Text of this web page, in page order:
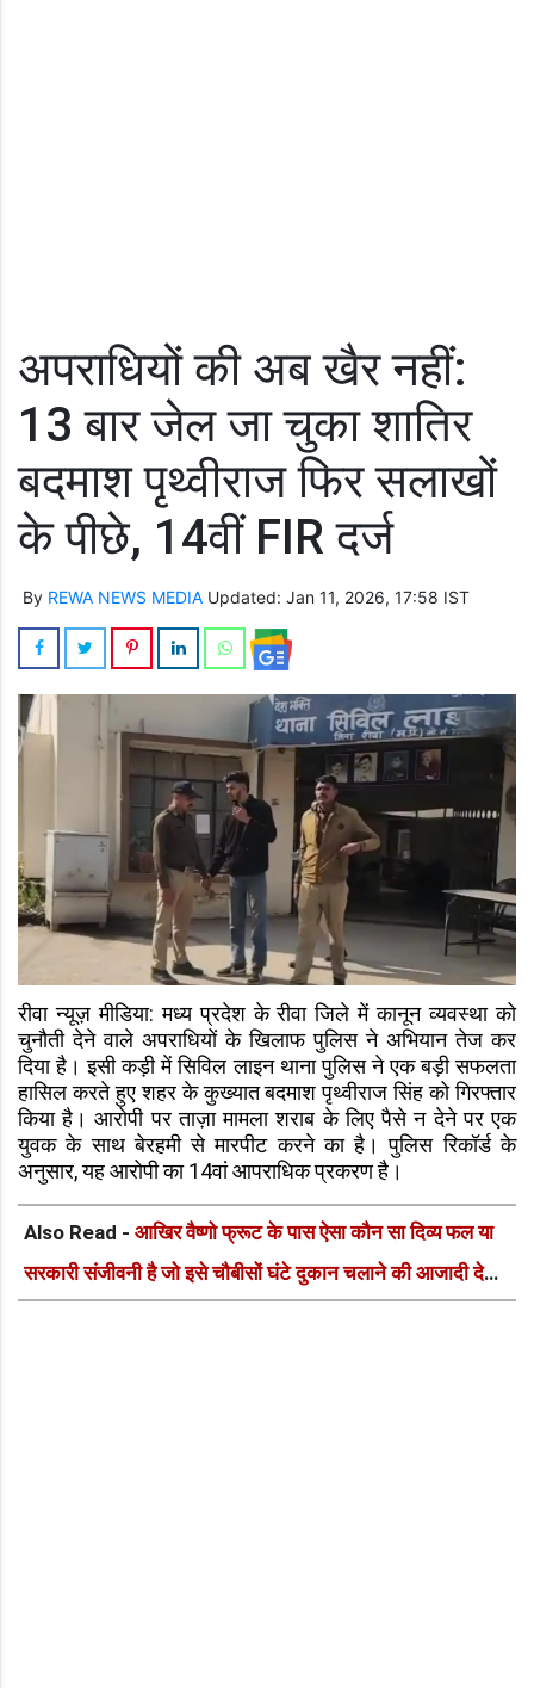
अपराधियों की अब खैर नहीं:
13 बार जेल जा चुका शातिर
बदमाश पृथ्वीराज फिर सलाखों
के पीछे, 14वीं FIR दर्ज
By REWA NEWS MEDIA Updated: Jan 11, 2026, 17:58 IST
रीवा न्यूज़ मीडिया: मध्य प्रदेश के रीवा जिले में कानून व्यवस्था को
चुनौती देने वाले अपराधियों के खिलाफ पुलिस ने अभियान तेज कर
दिया है। इसी कड़ी में सिविल लाइन थाना पुलिस ने एक बड़ी सफलता
हासिल करते हुए शहर के कुख्यात बदमाश पृथ्वीराज सिंह को गिरफ्तार
किया है। आरोपी पर ताज़ा मामला शराब के लिए पैसे न देने पर एक
युवक के साथ बेरहमी से मारपीट करने का है। पुलिस रिकॉर्ड के
अनुसार, यह आरोपी का 14वां आपराधिक प्रकरण है।
Also Read - आखिर वैष्णो फ्रूट के पास ऐसा कौन सा दिव्य फल या
सरकारी संजीवनी है जो इसे चौबीसों घंटे दुकान चलाने की आजादी देती